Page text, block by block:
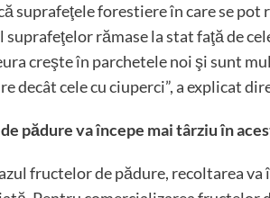
suprafeţele forestiere în care se
rămase la stat faţă de
creşte în parchetele noi şi sunt
decât cele cu ciuperci”, a explicat
pădure va începe mai târziu în
fructelor de pădure, recoltarea va